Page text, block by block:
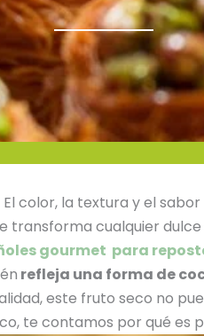
color, la textura y el
transforma cualquier
gourmet para
refleja una forma de
este fruto seco no
te contamos por qué es